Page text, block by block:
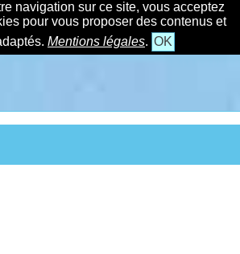
navigation sur ce site, vous acceptez
pour vous proposer des contenus et
Mentions légales. OK